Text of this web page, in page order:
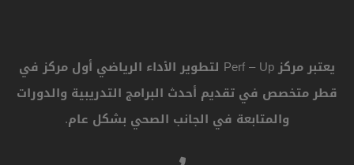
يعتبر مركز Perf – Up لتطوير الأداء الرياضي أول مركز في
قطر متخصص في تقديم أحدث البرامج التدريبية والدورات
والمتابعة في الجانب الصحي بشكل عام.